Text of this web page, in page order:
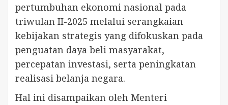
pertumbuhan ekonomi nasional pada
triwulan II-2025 melalui serangkaian
kebijakan strategis yang difokuskan pada
penguatan daya beli masyarakat,
percepatan investasi, serta peningkatan
realisasi belanja negara.
Hal ini disampaikan oleh Menteri